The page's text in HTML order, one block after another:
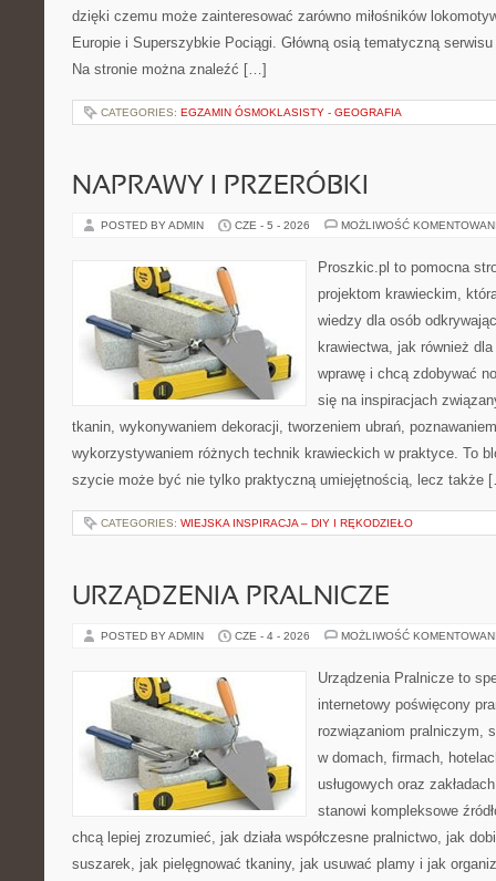
dzięki czemu może zainteresować zarówno miłośników
Europie i Superszybkie Pociągi. Główną osią tematyczną
Na stronie można znaleźć […]
CATEGORIES: EGZAMIN ÓSMOKLASISTY - GEOGRAFIA
NAPRAWY I PRZERÓBKI
POSTED BY ADMIN CZE - 5 - 2026 MOŻLIWOŚĆ
Proszkic.pl to pomocna
projektom krawieckim,
wiedzy dla osób
krawiectwa, jak również
wprawę i chcą zdobywać
się na inspiracjach
tkanin, wykonywaniem dekoracji, tworzeniem ubrań,
wykorzystywaniem różnych technik krawieckich w praktyce. To
szycie może być nie tylko praktyczną umiejętnością, lecz także
CATEGORIES: WIEJSKA INSPIRACJA – DIY I RĘKODZIEŁO
URZĄDZENIA PRALNICZE
POSTED BY ADMIN CZE - 4 - 2026 MOŻLIWOŚĆ
Urządzenia Pralnicze to
internetowy poświęcony
rozwiązaniom pralniczym,
w domach, firmach,
usługowych oraz
stanowi kompleksowe
chcą lepiej zrozumieć, jak działa współczesne pralnictwo, jak
suszarek, jak pielęgnować tkaniny, jak usuwać plamy i jak